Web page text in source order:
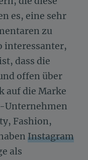
es, eine sehr
zu
interessanter,
dass die
offen über
auf die Marke
Unternehmen
Fashion,
Instagram
als